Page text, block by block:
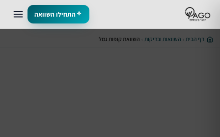
התחילו השוואה
דף הבית › השוואות ובדיקות › השוואת קופות גמל